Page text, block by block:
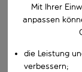
Beginne mit der
W&auml;hle ein
Wähle
Wann
Wer
Mit Ihrer
anpassen
die Leistung
verbessern;